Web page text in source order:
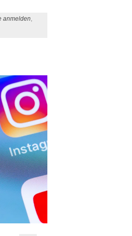
anmelden